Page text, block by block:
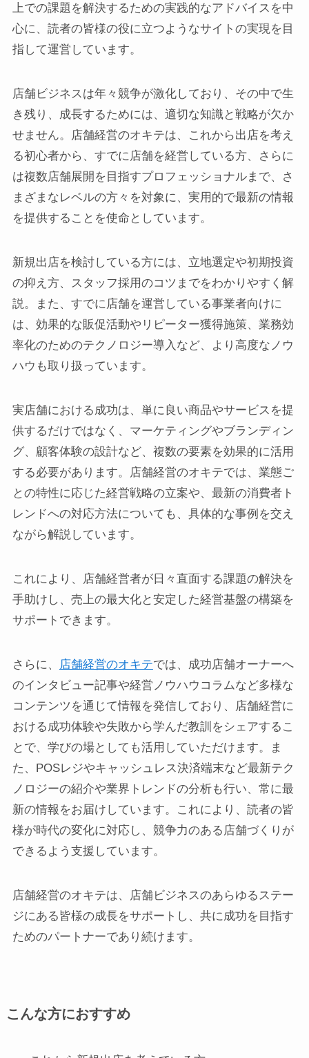
上での課題を解決するための実践的なアドバイスを中
心に、読者の皆様の役に立つようなサイトの実現を目
指して運営しています。
店舗ビジネスは年々競争が激化しており、その中で生
き残り、成長するためには、適切な知識と戦略が欠か
せません。店舗経営のオキテは、これから出店を考え
る初心者から、すでに店舗を経営している方、さらに
は複数店舗展開を目指すプロフェッショナルまで、さ
まざまなレベルの方々を対象に、実用的で最新の情報
を提供することを使命としています。
新規出店を検討している方には、立地選定や初期投資
の抑え方、スタッフ採用のコツまでをわかりやすく解
説。また、すでに店舗を運営している事業者向けに
は、効果的な販促活動やリピーター獲得施策、業務効
率化のためのテクノロジー導入など、より高度なノウ
ハウも取り扱っています。
実店舗における成功は、単に良い商品やサービスを提
供するだけではなく、マーケティングやブランディン
グ、顧客体験の設計など、複数の要素を効果的に活用
する必要があります。店舗経営のオキテでは、業態ご
との特性に応じた経営戦略の立案や、最新の消費者ト
レンドへの対応方法についても、具体的な事例を交え
ながら解説しています。
これにより、店舗経営者が日々直面する課題の解決を
手助けし、売上の最大化と安定した経営基盤の構築を
サポートできます。
さらに、 店舗経営のオキテでは、成功店舗オーナーへ
のインタビュー記事や経営ノウハウコラムなど多様な
コンテンツを通じて情報を発信しており、店舗経営に
おける成功体験や失敗から学んだ教訓をシェアするこ
とで、学びの場としても活用していただけます。ま
た、POSレジやキャッシュレス決済端末など最新テク
ノロジーの紹介や業界トレンドの分析も行い、常に最
新の情報をお届けしています。これにより、読者の皆
様が時代の変化に対応し、競争力のある店舗づくりが
できるよう支援しています。
店舗経営のオキテは、店舗ビジネスのあらゆるステー
ジにある皆様の成長をサポートし、共に成功を目指す
ためのパートナーであり続けます。
こんな方におすすめ